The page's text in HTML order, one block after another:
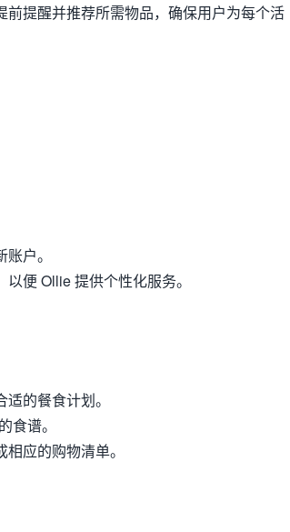
提醒并推荐所需物品，确保用户为每个活
户。
便 Ollie 提供个性化服务。
的餐食计划。
食谱。
应的购物清单。